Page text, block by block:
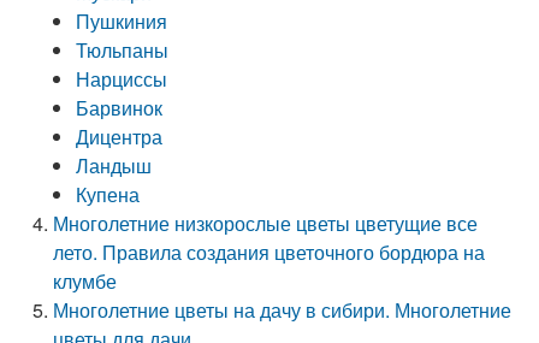
Пушкиния
Тюльпаны
Нарциссы
Барвинок
Дицентра
Ландыш
Купена
Многолетние низкорослые цветы цветущие все
лето. Правила создания цветочного бордюра на
клумбе
Многолетние цветы на дачу в сибири. Многолетние